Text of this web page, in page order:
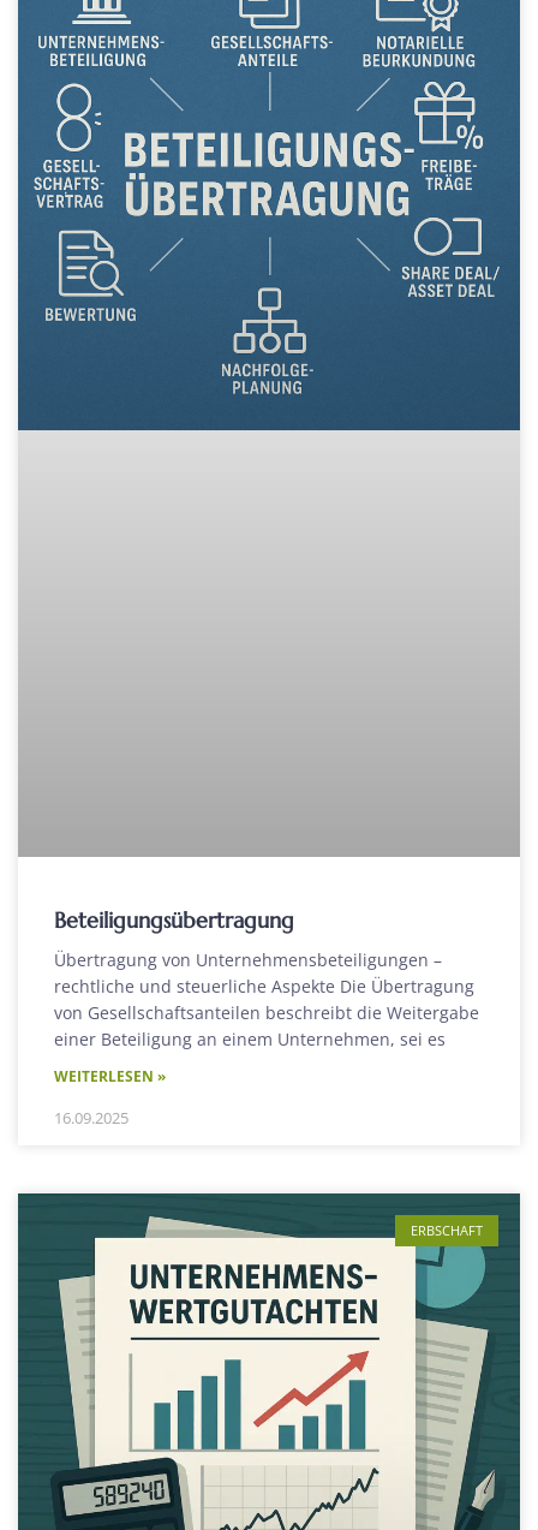
Beteiligungsübertragung
Übertragung von Unternehmensbeteiligungen –
rechtliche und steuerliche Aspekte Die Übertragung
von Gesellschaftsanteilen beschreibt die Weitergabe
einer Beteiligung an einem Unternehmen, sei es
WEITERLESEN »
16.09.2025
ERBSCHAFT